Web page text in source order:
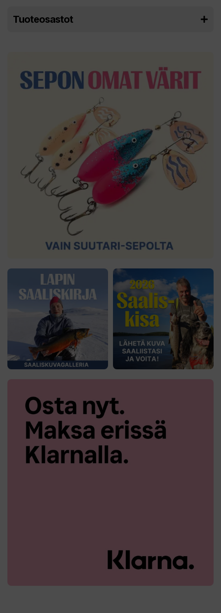
Tuoteosastot